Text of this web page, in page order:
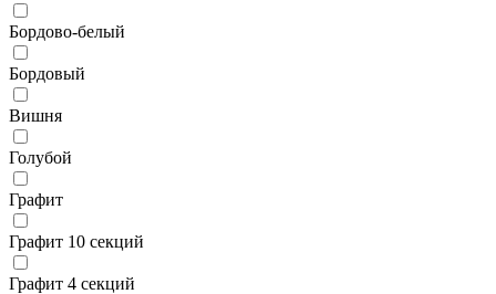
Бордово-белый
Бордовый
Вишня
Голубой
Графит
Графит 10 секций
Графит 4 секций